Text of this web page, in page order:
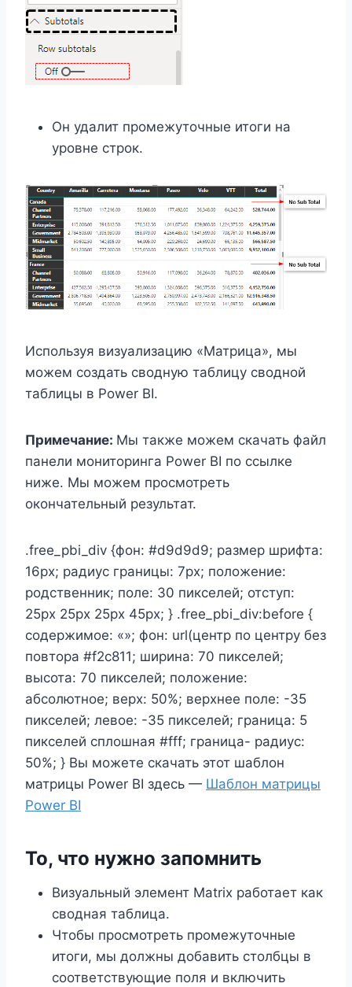
Он удалит промежуточные итоги на
уровне строк.
Используя визуализацию «Матрица», мы
можем создать сводную таблицу сводной
таблицы в Power BI.
Примечание: Мы также можем скачать файл
панели мониторинга Power BI по ссылке
ниже. Мы можем просмотреть
окончательный результат.
.free_pbi_div {фон: #d9d9d9; размер шрифта:
16px; радиус границы: 7px; положение:
родственник; поле: 30 пикселей; отступ:
25px 25px 25px 45px; } .free_pbi_div:before {
содержимое: «»; фон: url(центр по центру без
повтора #f2c811; ширина: 70 пикселей;
высота: 70 пикселей; положение:
абсолютное; верх: 50%; верхнее поле: -35
пикселей; левое: -35 пикселей; граница: 5
пикселей сплошная #fff; граница- радиус:
50%; } Вы можете скачать этот шаблон
матрицы Power BI здесь — Шаблон матрицы
Power BI
То, что нужно запомнить
Визуальный элемент Matrix работает как
сводная таблица.
Чтобы просмотреть промежуточные
итоги, мы должны добавить столбцы в
соответствующие поля и включить